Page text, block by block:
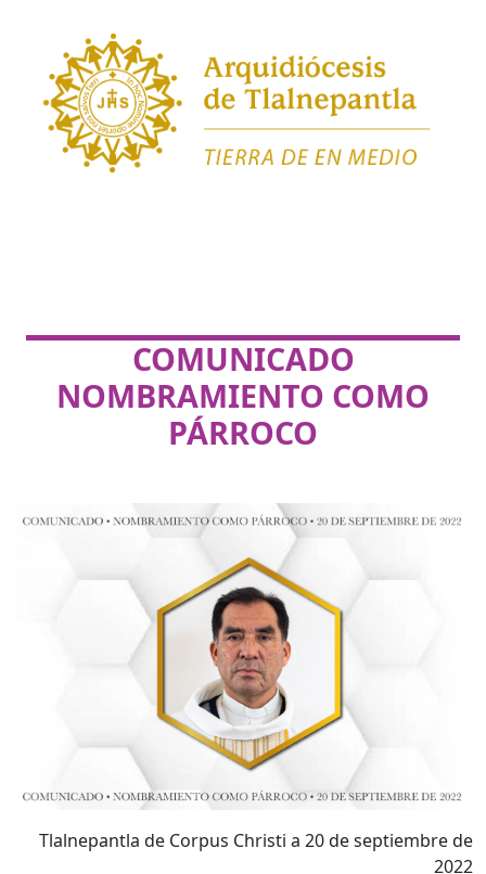
COMUNICADO
NOMBRAMIENTO COMO
PÁRROCO
Tlalnepantla de Corpus Christi a 20 de septiembre de
2022